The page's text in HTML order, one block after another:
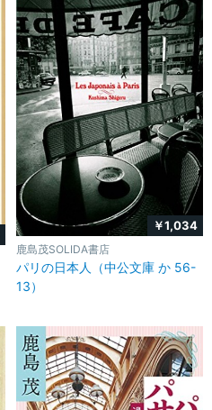
￥1,034
鹿島茂SOLIDA書店
パリの日本人（中公文庫 か 56-
13）